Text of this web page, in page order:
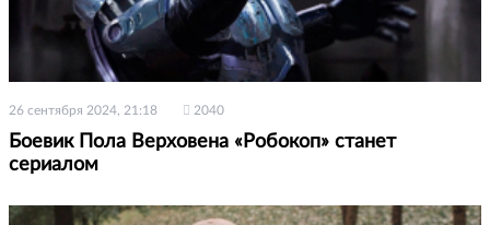
26 сентября 2024, 21:18 2040
Боевик Пола Верховена «Робокоп» станет
сериалом